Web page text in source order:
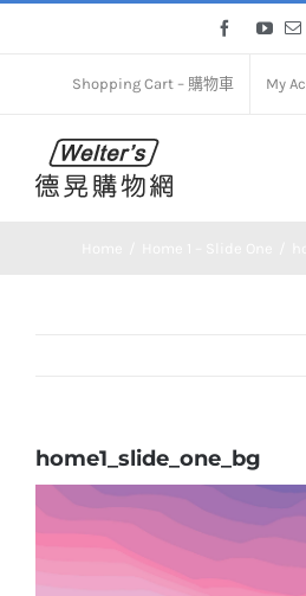
Facebook
Shopping Cart – 購物車 My
home1_slide_one_bg